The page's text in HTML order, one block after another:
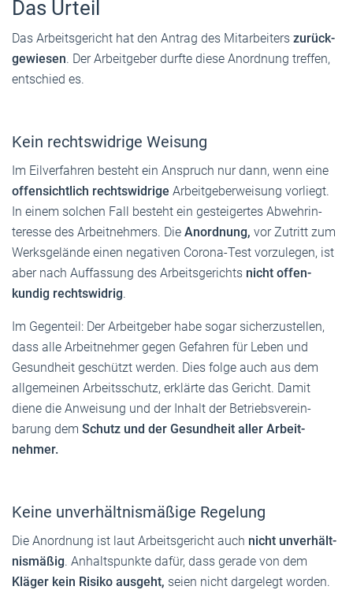
Das Urteil
Das Arbeits­ge­richt hat den Antrag des Mitarbeiters zurück­
ge­wiesen. Der Arbeitgeber durfte diese Anordnung treffen,
entschied es.
Kein rechts­widrige Weisung
Im Eil­ver­fahren besteht ein Anspruch nur dann, wenn eine
offen­sichtlich rechts­widrige Arbeit­ge­ber­weisung vorliegt.
In einem solchen Fall besteht ein gestei­gertes Abwehr­in­
teresse des Arbeit­nehmers. Die Anordnung, vor Zutritt zum
Werks­ge­lände einen negativen Corona-Test vorzu­legen, ist
aber nach Auffassung des Arbeits­ge­richts nicht offen­
kundig rechts­widrig.
Im Gegenteil: Der Arbeit­geber habe sogar sicher­zu­stellen,
dass alle Arbeit­nehmer gegen Gefahren für Leben und
Gesundheit geschützt werden. Dies folge auch aus dem
allge­meinen Arbeits­schutz, erklärte das Gericht. Damit
diene die Anweisung und der Inhalt der Betriebs­ver­ein­
barung dem Schutz und der Gesundheit aller Arbeit­
nehmer.
Keine unver­hält­nis­mäßige Regelung
Die Anordnung ist laut Arbeitsgericht auch nicht unver­hält­
nis­mäßig. Anhalts­punkte dafür, dass gerade von dem
Kläger kein Risiko ausgeht, seien nicht dargelegt worden.